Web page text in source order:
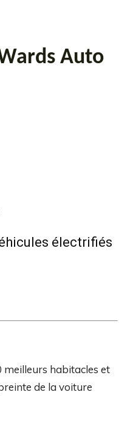
Auto
électrifiés
meilleurs habitacles et
de la voiture